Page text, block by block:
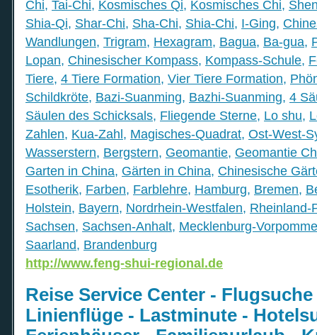
Chi, Tai-Chi, Kosmisches Qi, Kosmisches Chi,
Shia-Qi, Shar-Chi, Sha-Chi, Shia-Chi, I-Ging,
Wandlungen, Trigram, Hexagram, Bagua, Ba-gua,
Lopan, Chinesischer Kompass, Kompass-Schule,
Tiere, 4 Tiere Formation, Vier Tiere Formation,
Schildkröte, Bazi-Suanming, Bazhi-Suanming, 4
Säulen des Schicksals, Fliegende Sterne, Lo shu,
Zahlen, Kua-Zahl, Magisches-Quadrat, Ost-West-
Wasserstern, Bergstern, Geomantie, Geomantie
Garten in China, Gärten in China, Chinesische
Esotherik, Farben, Farblehre, Hamburg, Bremen,
Holstein, Bayern, Nordrhein-Westfalen, Rheinland-
Sachsen, Sachsen-Anhalt, Mecklenburg-
Saarland, Brandenburg
http://www.feng-shui-regional.de
Reise Service Center -
Linienflüge - Lastminute -